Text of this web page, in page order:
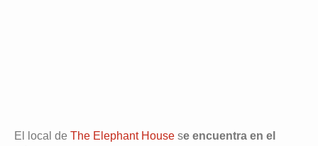
El local de The Elephant House se encuentra en el